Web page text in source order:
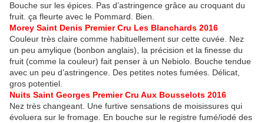
Bouche sur les épices. Pas d’astringence grâce au croquant du
fruit. ça fleurte avec le Pommard. Bien.
Morey Saint Denis Premier Cru Les Blanchards 2016
Couleur très claire comme habituellement sur cette cuvée. Nez
un peu amylique (bonbon anglais), la précision et la finesse du
fruit (comme la couleur) fait penser à un Nebiolo. Bouche tendue
avec un peu d’astringence. Des petites notes fumées. Délicat,
gros potentiel.
Nuits Saint Georges Premier Cru Aux Bousselots 2016
Nez très changeant. Une furtive sensations de moisissures qui
évoluera sur le fromage. En bouche sur le registre fumé/iodé des